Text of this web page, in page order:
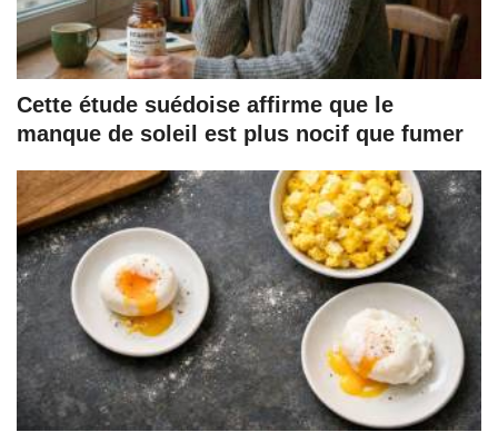
Cette étude suédoise affirme que le
manque de soleil est plus nocif que fumer